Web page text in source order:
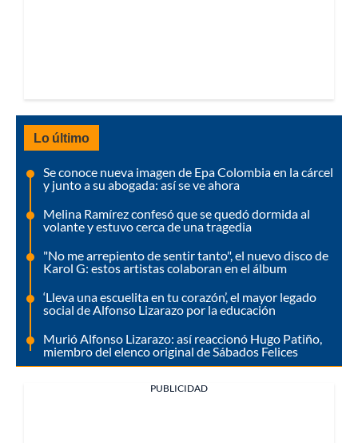
Lo último
Se conoce nueva imagen de Epa Colombia en la cárcel
y junto a su abogada: así se ve ahora
Melina Ramírez confesó que se quedó dormida al
volante y estuvo cerca de una tragedia
"No me arrepiento de sentir tanto", el nuevo disco de
Karol G: estos artistas colaboran en el álbum
‘Lleva una escuelita en tu corazón’, el mayor legado
social de Alfonso Lizarazo por la educación
Murió Alfonso Lizarazo: así reaccionó Hugo Patiño,
miembro del elenco original de Sábados Felices
PUBLICIDAD